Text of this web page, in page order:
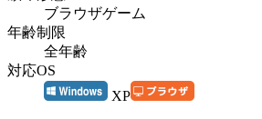
ブラウザゲーム
年齢制限
全年齢
対応OS
XP